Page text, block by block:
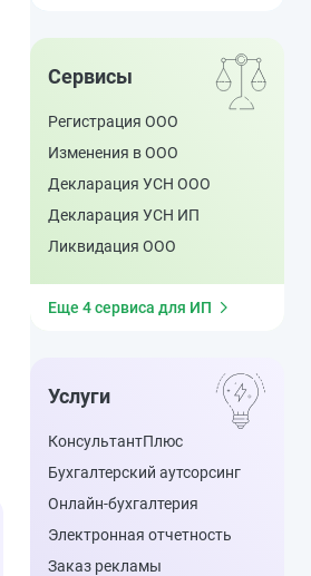
Сервисы
Регистрация ООО
Изменения в ООО
Декларация УСН ООО
Декларация УСН ИП
Ликвидация ООО
Еще 4 сервиса для ИП
Услуги
КонсультантПлюс
Бухгалтерский аутсорсинг
Онлайн-бухгалтерия
Электронная отчетность
Заказ рекламы